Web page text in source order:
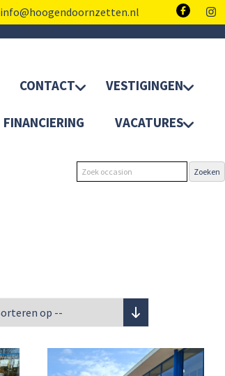
info@hoogendoornzetten.nl
CONTACT VESTIGINGEN
FINANCIERING VACATURES